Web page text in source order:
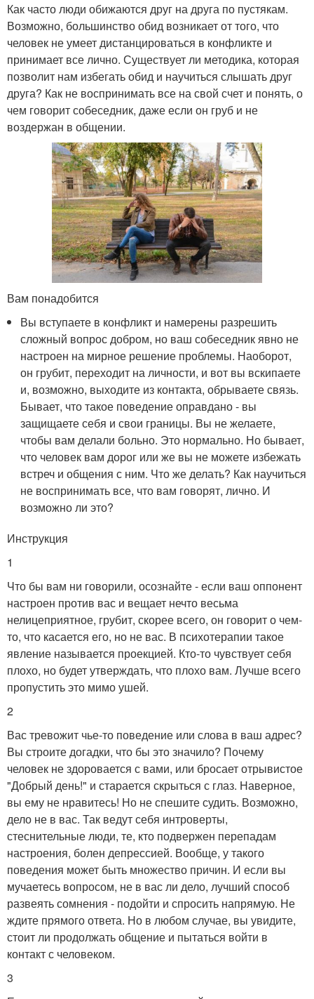
Как часто люди обижаются друг на друга по пустякам.
Возможно, большинство обид возникает от того, что
человек не умеет дистанцироваться в конфликте и
принимает все лично. Существует ли методика, которая
позволит нам избегать обид и научиться слышать друг
друга? Как не воспринимать все на свой счет и понять, о
чем говорит собеседник, даже если он груб и не
воздержан в общении.
Вам понадобится
Вы вступаете в конфликт и намерены разрешить
сложный вопрос добром, но ваш собеседник явно не
настроен на мирное решение проблемы. Наоборот,
он грубит, переходит на личности, и вот вы вскипаете
и, возможно, выходите из контакта, обрываете связь.
Бывает, что такое поведение оправдано - вы
защищаете себя и свои границы. Вы не желаете,
чтобы вам делали больно. Это нормально. Но бывает,
что человек вам дорог или же вы не можете избежать
встреч и общения с ним. Что же делать? Как научиться
не воспринимать все, что вам говорят, лично. И
возможно ли это?
Инструкция
1
Что бы вам ни говорили, осознайте - если ваш оппонент
настроен против вас и вещает нечто весьма
нелицеприятное, грубит, скорее всего, он говорит о чем-
то, что касается его, но не вас. В психотерапии такое
явление называется проекцией. Кто-то чувствует себя
плохо, но будет утверждать, что плохо вам. Лучше всего
пропустить это мимо ушей.
2
Вас тревожит чье-то поведение или слова в ваш адрес?
Вы строите догадки, что бы это значило? Почему
человек не здоровается с вами, или бросает отрывистое
"Добрый день!" и старается скрыться с глаз. Наверное,
вы ему не нравитесь! Но не спешите судить. Возможно,
дело не в вас. Так ведут себя интроверты,
стеснительные люди, те, кто подвержен перепадам
настроения, болен депрессией. Вообще, у такого
поведения может быть множество причин. И если вы
мучаетесь вопросом, не в вас ли дело, лучший способ
развеять сомнения - подойти и спросить напрямую. Не
ждите прямого ответа. Но в любом случае, вы увидите,
стоит ли продолжать общение и пытаться войти в
контакт с человеком.
3